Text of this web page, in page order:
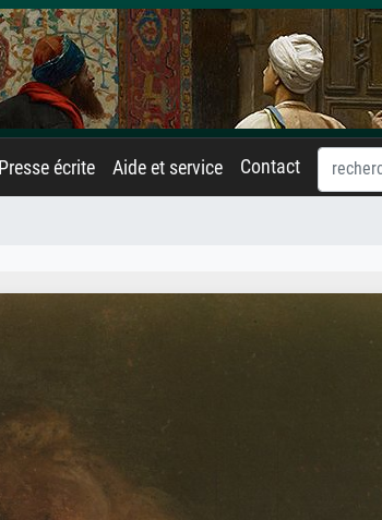
Presse écrite Aide et service Contact